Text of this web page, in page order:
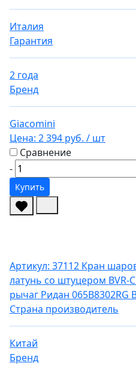
Италия
Гарантия
2 года
Бренд
Giacomini
Цена: 2 394 руб. / шт
Сравнение
-
Купить
Артикул: 37112 Кран
латунь со штуцером BVR-
рычаг Ридан 065B8302RG
Страна производитель
Китай
Бренд